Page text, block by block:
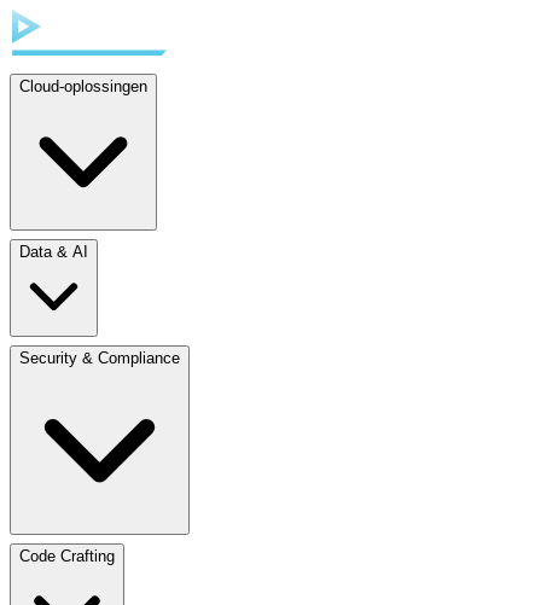
Cloud-oplossingen
Data & AI
Security & Compliance
Code Crafting